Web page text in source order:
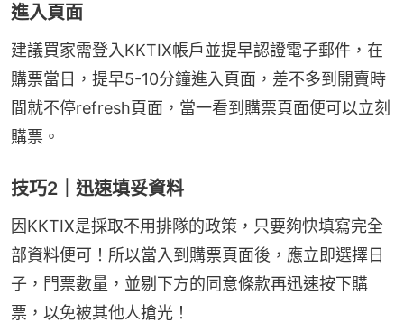
進入頁面
建議買家需登入KKTIX帳戶並提早認證電子郵件，在
購票當日，提早5-10分鐘進入頁面，差不多到開賣時
間就不停refresh頁面，當一看到購票頁面便可以立刻
購票。
技巧2｜迅速填妥資料
因KKTIX是採取不用排隊的政策，只要夠快填寫完全
部資料便可！所以當入到購票頁面後，應立即選擇日
子，門票數量，並剔下方的同意條款再迅速按下購
票，以免被其他人搶光！